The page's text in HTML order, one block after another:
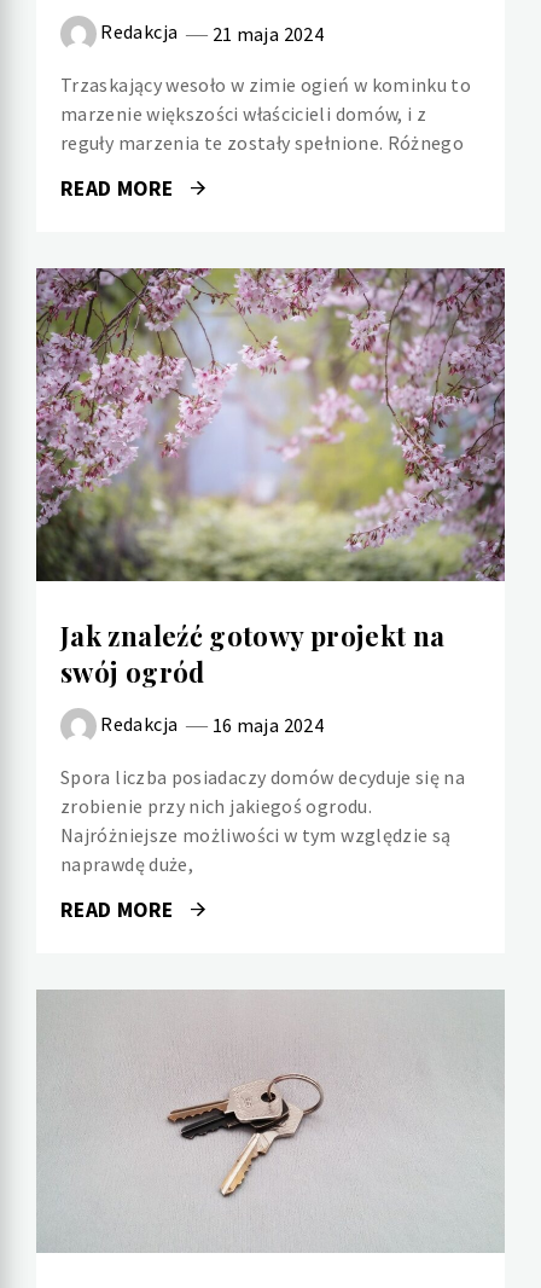
Redakcja 21 maja 2024
Trzaskający wesoło w zimie ogień w kominku to
marzenie większości właścicieli domów, i z
reguły marzenia te zostały spełnione. Różnego
READ MORE
Jak znaleźć gotowy projekt na
swój ogród
Redakcja 16 maja 2024
Spora liczba posiadaczy domów decyduje się na
zrobienie przy nich jakiegoś ogrodu.
Najróżniejsze możliwości w tym względzie są
naprawdę duże,
READ MORE